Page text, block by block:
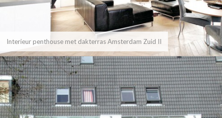
Interieur penthouse met dakterras Amsterdam Zuid II